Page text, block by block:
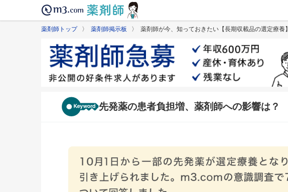
薬剤師トップ〉 薬剤師掲示板 〉 薬剤師が今、知っておきたい【長期収載品の選定療養】
先発薬の患者負担増、薬剤師への影響は？